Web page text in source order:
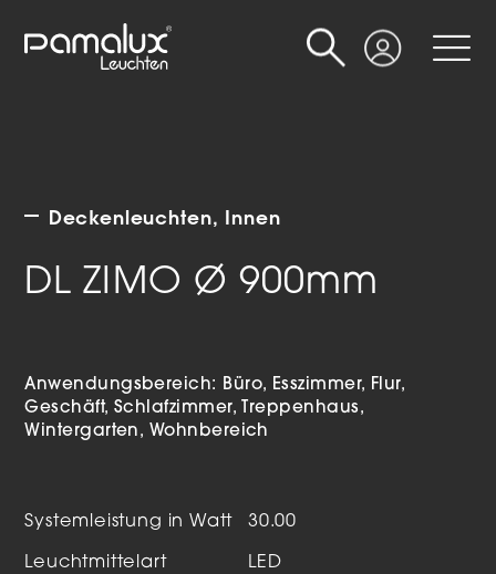
Login
Suche
Deckenleuchten Innen
DL ZIMO Ø 900mm
Anwendungsbereich: Büro Esszimmer
Flur
Geschäft Schlafzimmer
Treppenhaus
Wintergarten
Wohnbereich
Systemleistung in Watt 30.00
Leuchtmittelart LED